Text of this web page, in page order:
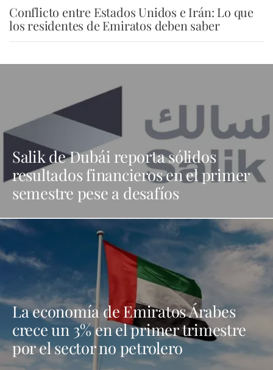
Conflicto entre Estados Unidos e Irán: Lo que
los residentes de Emiratos deben saber
Salik de Dubái reporta sólidos
resultados financieros en el primer
semestre pese a desafíos
La economía de Emiratos Árabes
crece un 3% en el primer trimestre
por el sector no petrolero